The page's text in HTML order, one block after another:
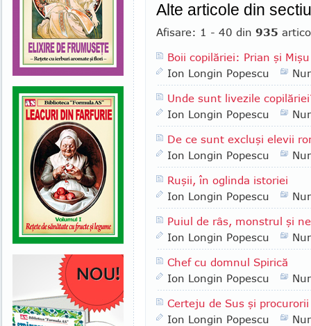
Alte articole din
Afisare: 1 - 40 din 935
Boii copilăriei: Prian şi Mişu
Ion Longin Popescu
Unde sunt livezile
Ion Longin Popescu
De ce sunt excluşi elevii
Ion Longin Popescu
Ruşii, în oglinda istoriei
Ion Longin Popescu
Puiul de râs, monstrul şi
Ion Longin Popescu
Chef cu domnul Spirică
Ion Longin Popescu
Certeju de Sus şi procurorii
Ion Longin Popescu